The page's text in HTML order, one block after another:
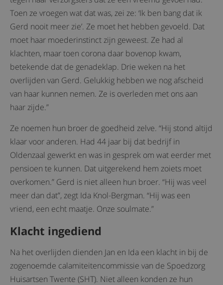
Toen ze vroegen wat dat was, zei ze: ‘Ik ben bang dat ik
Gerd nooit meer zie’. Ze moet het hebben gevoeld. Dat
moet haar moederinstinct zijn geweest. Ze had al
klachten, maar toen corona daar bovenop kwam,
betekende dat de genadeklap. Drie weken na het
overlijden van Gerd. Gelukkig hebben we nog afscheid
van haar kunnen nemen. Ze is overleden met ons aan
haar zijde.”
Ze noemen hun broer de goedheid zelve. “Hij stond altijd
klaar voor anderen. Had 44 jaar bij dat bedrijf in
Oldenzaal gewerkt en was in gesprek om wat eerder met
pensioen te kunnen. Dat uitgerekend hem zoiets moet
overkomen.” Gerd is niet alleen hun broer. “Hij was veel
meer dan dat”, zegt Ida Knol-Bergman. “Hij was een
vriend, een echt maatje. Onze soulmate.”
Klacht ingediend
Na het overlijden dienden Jan en Ida een klacht in bij de
zogenoemde calamiteitencommissie van de Spoedzorg
Huisartsen Twente (SHT). Niet alleen konden ze hun